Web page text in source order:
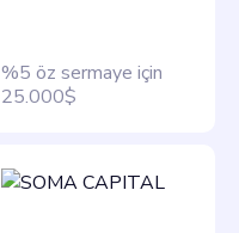
%5 öz sermaye için
25.000$